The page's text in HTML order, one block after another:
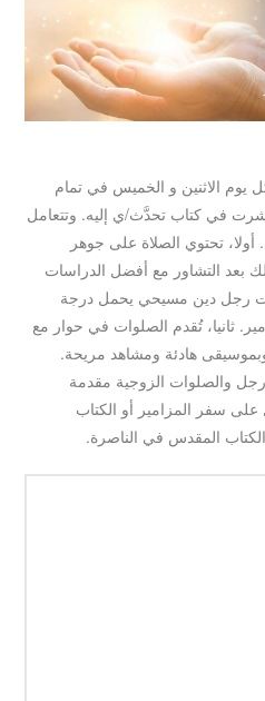
الاثنين و الخميس في تمام
ونُشرت في كتاب تحدَّث/ي إليه. وتتعامل
تحتوي الصلاة على جوهر
بعد التشاور مع أفضل الدراسات
رجل دين مسيحي يحمل درجة
ثانيا، تُقدم الصلوات في حوار مع
هادئة ومشاهد مريحة.
والصلوات الزوجية مقدمة
سفر المزامير أو الكتاب
المقدس في الناصرة.